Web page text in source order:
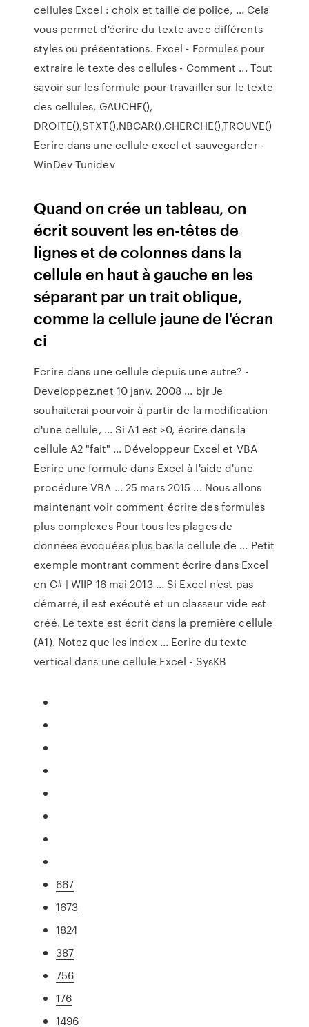
cellules Excel : choix et taille de police, ... Cela
vous permet d'écrire du texte avec différents
styles ou présentations. Excel - Formules pour
extraire le texte des cellules - Comment ... Tout
savoir sur les formule pour travailler sur le texte
des cellules, GAUCHE(),
DROITE(),STXT(),NBCAR(),CHERCHE(),TROUVE()
Ecrire dans une cellule excel et sauvegarder -
WinDev Tunidev
Quand on crée un tableau, on
écrit souvent les en-têtes de
lignes et de colonnes dans la
cellule en haut à gauche en les
séparant par un trait oblique,
comme la cellule jaune de l'écran
ci
Ecrire dans une cellule depuis une autre? -
Developpez.net 10 janv. 2008 ... bjr Je
souhaiterai pourvoir à partir de la modification
d'une cellule, ... Si A1 est >0, écrire dans la
cellule A2 "fait" ... Développeur Excel et VBA
Ecrire une formule dans Excel à l'aide d'une
procédure VBA ... 25 mars 2015 ... Nous allons
maintenant voir comment écrire des formules
plus complexes Pour tous les plages de
données évoquées plus bas la cellule de ... Petit
exemple montrant comment écrire dans Excel
en C# | WIIP 16 mai 2013 ... Si Excel n'est pas
démarré, il est exécuté et un classeur vide est
créé. Le texte est écrit dans la première cellule
(A1). Notez que les index ... Ecrire du texte
vertical dans une cellule Excel - SysKB
667
1673
1824
387
756
176
1496